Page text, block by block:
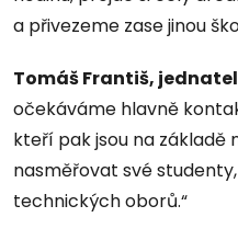
a přivezeme zase jinou
Tomáš Františ, jednatel
očekáváme hlavně
kteří pak jsou na základě
nasměřovat své
technických oborů.“